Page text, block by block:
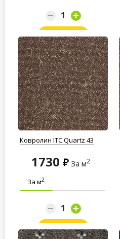
Ковролин ITC Quartz 43
1730 За м2
За м2